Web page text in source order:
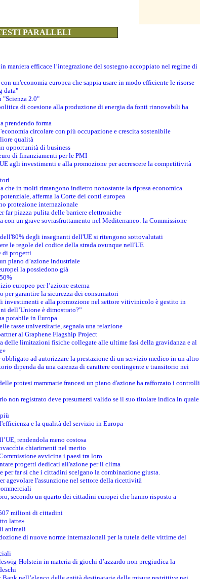
PARALLELI
maniera efficace l’integrazione del sostegno accoppiato nel regime di
un'economia europea che sappia usare in modo efficiente le risorse
data"
"Scienza 2.0"
di coesione alla produzione di energia da fonti rinnovabili ha
prendendo forma
circolare con più occupazione e crescita sostenibile
qualità
opportunità di business
di finanziamenti per le PMI
agli investimenti e alla promozione per accrescere la competitività
che in molti rimangono indietro nonostante la ripresa economica
afferma la Corte dei conti europea
protezione internazionale
far piazza pulita delle barriere elettroniche
un grave sovrasfruttamento nel Mediterraneo: la Commissione
degli insegnanti dell'UE si ritengono sottovalutati
le regole del codice della strada ovunque nell'UE
di progetti
piano d’azione industriale
la possiedono già
europeo per l’azione esterna
garantire la sicurezza dei consumatori
investimenti e alla promozione nel settore vitivinicolo è gestito in
dell’Unione è dimostrato?”
potabile in Europa
tasse universitarie, segnala una relazione
al Graphene Flagship Project
delle limitazioni fisiche collegate alle ultime fasi della gravidanza e al
ad autorizzare la prestazione di un servizio medico in un altro
dipenda da una carenza di carattere contingente e transitorio nei
protesi mammarie francesi un piano d'azione ha rafforzato i controlli
non registrato deve presumersi valido se il suo titolare indica in quale
e la qualità del servizio in Europa
rendendola meno costosa
chiarimenti nel merito
avvicina i paesi tra loro
progetti dedicati all'azione per il clima
far sì che i cittadini scelgano la combinazione giusta.
agevolare l'assunzione nel settore della ricettività
secondo un quarto dei cittadini europei che hanno risposto a
milioni di cittadini
latte»
animali
di nuove norme internazionali per la tutela delle vittime del
Holstein in materia di giochi d’azzardo non pregiudica la